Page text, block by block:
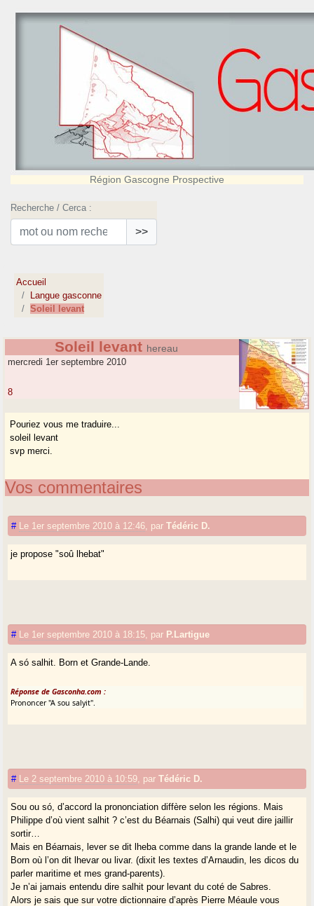
Région Gascogne Prospective
Recherche / Cerca :
>>
Accueil
Langue gasconne
Soleil levant
Soleil levant hereau
mercredi 1er septembre 2010
8
Pouriez vous me traduire...
soleil levant
svp merci.
Vos commentaires
# Le 1er septembre 2010 à 12:46 parTédéric D.
je propose "soû lhebat"
# Le 1er septembre 2010 à 18:15 par P.Lartigue
A só salhit. Born et Grande-Lande.
Réponse de Gasconha.com :
Prononcer "A sou salyit".
# Le 2 septembre 2010 à 10:59 parTédéric D.
Sou ou só, d’accord la prononciation diffère selon les régions. Mais
Philippe d’où vient salhit ? c’est du Béarnais (Salhi) qui veut dire jaillir
sortir…
Mais en Béarnais, lever se dit lheba comme dans la grande lande et le
Born où l’on dit lhevar ou livar. (dixit les textes d’Arnaudin, les dicos du
parler maritime et mes grand-parents).
Je n’ai jamais entendu dire salhit pour levant du coté de Sabres.
Alors je sais que sur votre dictionnaire d’après Pierre Méaule vous